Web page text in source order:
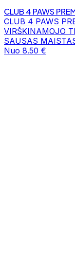
CLUB 4 PAWS
CLUB 4 PAWS
VIRŠKINAMOJO
SAUSAS
Nuo 8.50 €